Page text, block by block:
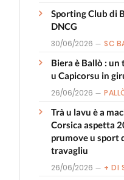
Sporting Club di
DNCG
30/06/2026 SC
Biera è Ballò :
u Capicorsu in
26/06/2026
Trà u lavu è a
Corsica aspetta
prumove u sport
travagliu
26/06/2026 + DI